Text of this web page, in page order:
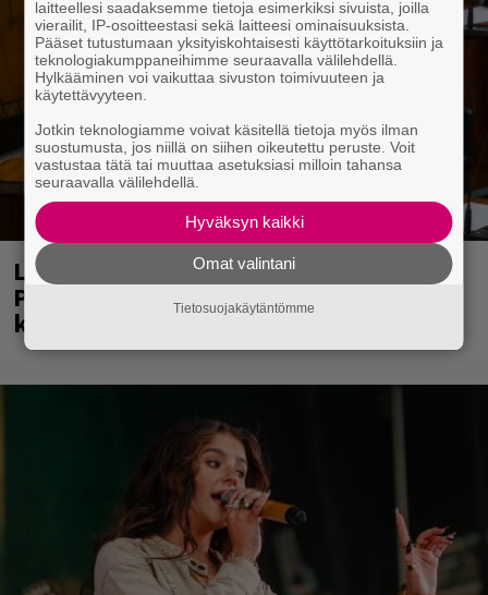
Laittomasta graffitista kiinni jäänyt
Paavo Arhinmäki jälleen spraypullo
kädessä – näitä puolueita ei kiinnosta
laitteellesi saadaksemme tietoja esimerkiksi sivuista, joilla
vierailit, IP-osoitteestasi sekä laitteesi ominaisuuksista.
Pääset tutustumaan yksityiskohtaisesti käyttötarkoituksiin ja
teknologiakumppaneihimme seuraavalla välilehdellä.
Hylkääminen voi vaikuttaa sivuston toimivuuteen ja
käytettävyyteen.
Jotkin teknologiamme voivat käsitellä tietoja myös ilman
suostumusta, jos niillä on siihen oikeutettu peruste. Voit
vastustaa tätä tai muuttaa asetuksiasi milloin tahansa
seuraavalla välilehdellä.
Hyväksyn kaikki
Omat valintani
Tietosuojakäytäntömme